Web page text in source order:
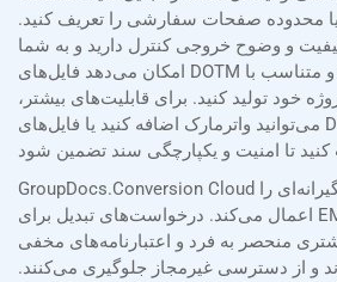
محدوده صفحات سفارشی را تعریف کنید.
و وضوح خروجی کنترل دارید و به شما
امکان می‌دهد فایل‌های DOTM با کیفیت بالا و متناسب با
خود تولید کنید. برای قابلیت‌های بیشتر،
می‌توانید واترمارک اضافه کنید یا فایل‌های DOTM خود را با رمز عبور
GroupDocs.Conversion Cloud اقدامات امنیتی سختگیرانه‌ای را
اعمال می‌کند. درخواست‌های تبدیل برای EML به DOTM با استفاده
منحصر به فرد و اعتبارنامه‌های مخفی
و از دسترسی غیرمجاز جلوگیری می‌کنند.